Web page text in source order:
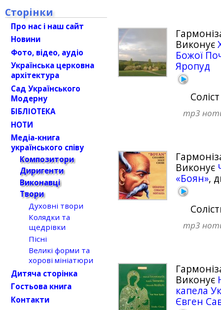
Виконує
Божої
Яропуд
mp3
Виконує
«Боян»,
mp3
Виконує
капела
Євген
Сторінки
Про нас і наш сайт
Новини
Фото, відео, аудіо
Українська церковна
архітектура
Сад Українського
Модерну
БІБЛІОТЕКА
НОТИ
Медіа-книга
українського співу
Композитори
Диригенти
Виконавці
Твори
Духовні твори
Колядки та
щедрівки
Пісні
Великі форми та
хорові мініатюри
Дитяча сторінка
Гостьова книга
Контакти